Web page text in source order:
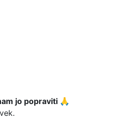
jo popraviti 🙏